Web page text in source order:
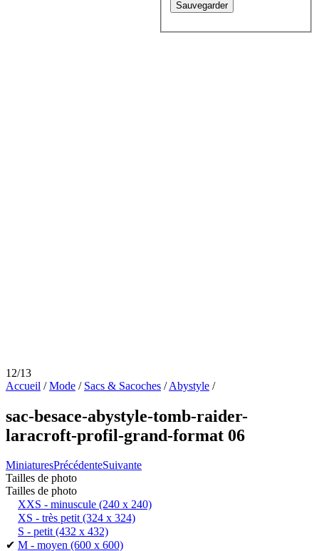
12/13
Accueil /Mode / Sacs & Sacoches /Abystyle /
sac-besace-abystyle-tomb-raider-
laracroft-profil-grand-format 06
MiniaturesPrécédenteSuivante
Tailles de photo
Tailles de photo
XXS - minuscule (240 x 240)
XS - très petit(324 x 324)
S - petit(432 x 432)
✔ M - moyen (600 x 600)